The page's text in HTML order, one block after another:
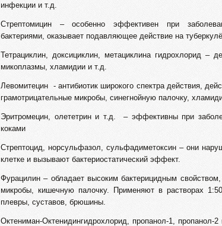
инфекции и т.д.
Стрептомицин – особенно эффективен при
бактериями, оказывает подавляющее действие на
Тетрациклин, доксициклин, метациклина гидрохлорид –
микоплазмы, хламидии и т.д.
Левомитецин - антибиотик широкого спектра действия,
грамотрицательные микробы, синегнойную палочку,
Эритромецин, олететрин и т.д. – эффективны при
коками
Стрептоцид, норсульфазол, сульфадиметоксин – они
клетке и вызывают бактериостатический эффект.
Фурацилин – обладает высоким бактерицидным
микробы, кишечную палочку. Применяют в растворах
плевры, суставов, брюшины.
Октениман-Октенидингидрохлорид, пропанол-1, пропанол-2